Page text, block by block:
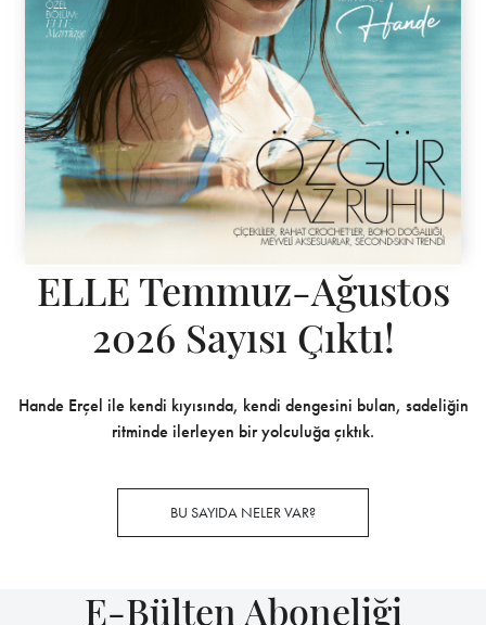
ELLE Temmuz-Ağustos
2026 Sayısı Çıktı!
Hande Erçel ile kendi kıyısında, kendi dengesini bulan, sadeliğin
ritminde ilerleyen bir yolculuğa çıktık.
BU SAYIDA NELER VAR?
E-Bülten Aboneliği